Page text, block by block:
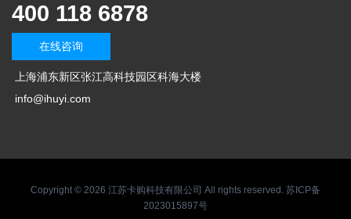
400 118 6878
在线咨询
上海浦东新区张江高科技园区科海大楼
info@ihuyi.com
Copyright © 2026 江苏卡购科技有限公司 All rights reserved. 苏ICP备
2023015897号